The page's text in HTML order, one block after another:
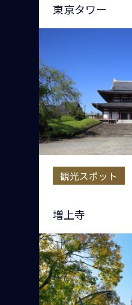
東京タワー
観光スポット
増上寺